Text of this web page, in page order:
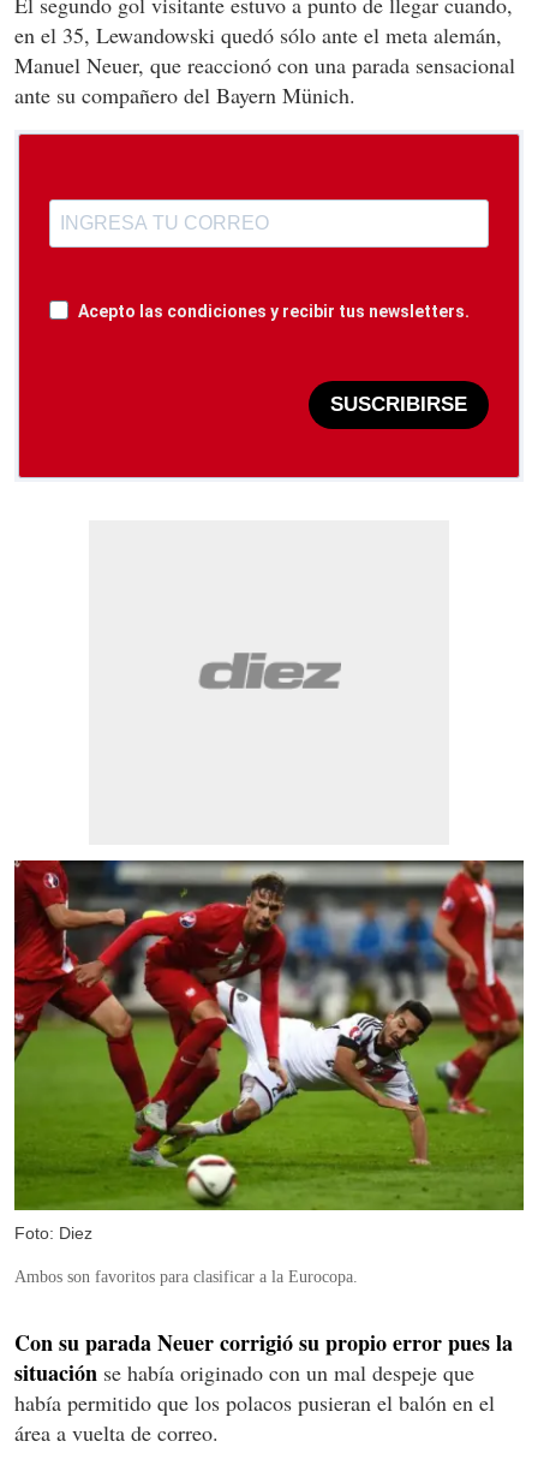
en el 35, Lewandowski quedó sólo ante el meta alemán,
Manuel Neuer, que reaccionó con una parada sensacional
ante su compañero del Bayern Münich.
Acepto las condiciones y recibir tus newsletters.
SUSCRIBIRSE
Foto: Diez
Ambos son favoritos para clasificar a la Eurocopa.
Con su parada Neuer corrigió su propio error pues la
situación se había originado con un mal despeje que
había permitido que los polacos pusieran el balón en el
área a vuelta de correo.